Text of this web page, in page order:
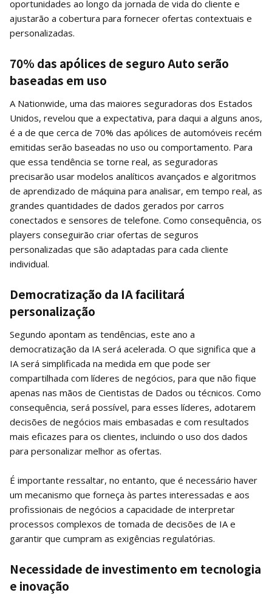
oportunidades ao longo da jornada de vida do cliente e
ajustarão a cobertura para fornecer ofertas contextuais e
personalizadas.
70% das apólices de seguro Auto serão
baseadas em uso
A Nationwide, uma das maiores seguradoras dos Estados
Unidos, revelou que a expectativa, para daqui a alguns anos,
é a de que cerca de 70% das apólices de automóveis recém
emitidas serão baseadas no uso ou comportamento. Para
que essa tendência se torne real, as seguradoras
precisarão usar modelos analíticos avançados e algoritmos
de aprendizado de máquina para analisar, em tempo real, as
grandes quantidades de dados gerados por carros
conectados e sensores de telefone. Como consequência, os
players conseguirão criar ofertas de seguros
personalizadas que são adaptadas para cada cliente
individual.
Democratização da IA facilitará
personalização
Segundo apontam as tendências, este ano a
democratização da IA será acelerada. O que significa que a
IA será simplificada na medida em que pode ser
compartilhada com líderes de negócios, para que não fique
apenas nas mãos de Cientistas de Dados ou técnicos. Como
consequência, será possível, para esses líderes, adotarem
decisões de negócios mais embasadas e com resultados
mais eficazes para os clientes, incluindo o uso dos dados
para personalizar melhor as ofertas.
É importante ressaltar, no entanto, que é necessário haver
um mecanismo que forneça às partes interessadas e aos
profissionais de negócios a capacidade de interpretar
processos complexos de tomada de decisões de IA e
garantir que cumpram as exigências regulatórias.
Necessidade de investimento em tecnologia
e inovação